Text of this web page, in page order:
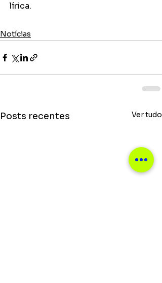
lírica.
Notícias
Posts recentes Ver tudo